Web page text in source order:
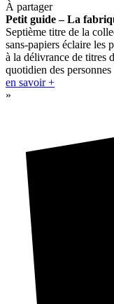
À partager
Petit guide – La
Septième titre de la
sans-papiers éclaire les
à la délivrance de titres
quotidien des personnes
en savoir +
»